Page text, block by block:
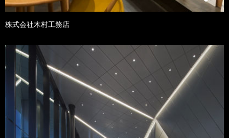
株式会社木村工務店